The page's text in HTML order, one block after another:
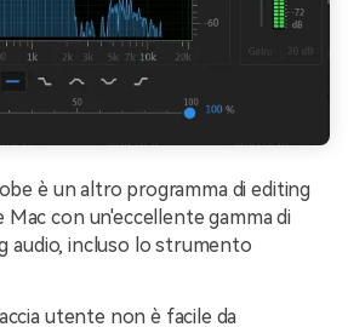
è un altro programma di editing
Mac con un'eccellente gamma di
audio, incluso lo strumento
utente non è facile da